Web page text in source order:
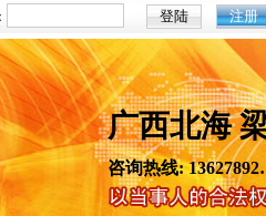
注册
广西北海
咨询热线: